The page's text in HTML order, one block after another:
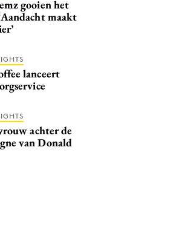
gooien het
maakt
lanceert
achter de
van Donald